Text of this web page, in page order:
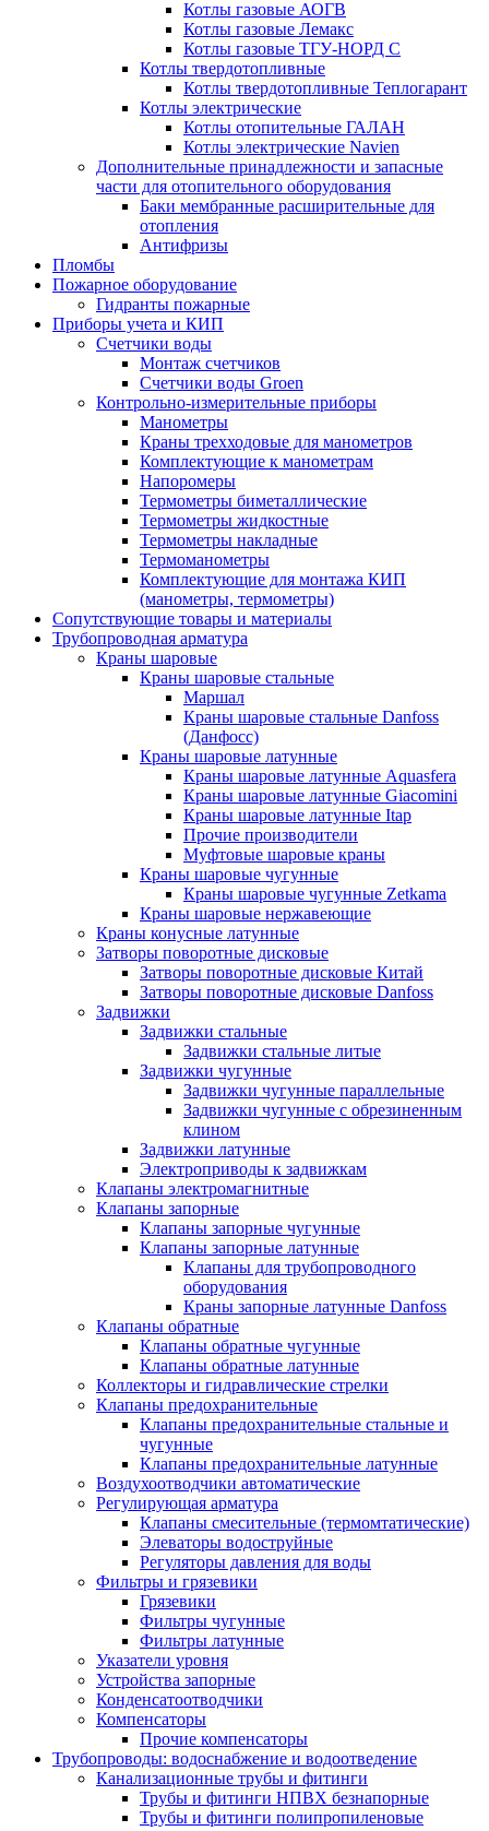
Котлы газовые АОГВ
Котлы газовые Лемакс
Котлы газовые ТГУ-НОРД С
Котлы твердотопливные
Котлы твердотопливные Теплогарант
Котлы электрические
Котлы отопительные ГАЛАН
Котлы электрические Navien
Дополнительные принадлежности и запасные
части для отопительного оборудования
Баки мембранные расширительные для
отопления
Антифризы
Пломбы
Пожарное оборудование
Гидранты пожарные
Приборы учета и КИП
Счетчики воды
Монтаж счетчиков
Счетчики воды Groen
Контрольно-измерительные приборы
Манометры
Краны трехходовые для манометров
Комплектующие к манометрам
Напоромеры
Термометры биметаллические
Термометры жидкостные
Термометры накладные
Термоманометры
Комплектующие для монтажа КИП
(манометры, термометры)
Сопутствующие товары и материалы
Трубопроводная арматура
Краны шаровые
Краны шаровые стальные
Маршал
Краны шаровые стальные Danfoss
(Данфосс)
Краны шаровые латунные
Краны шаровые латунные Aquasfera
Краны шаровые латунные Giacomini
Краны шаровые латунные Itap
Прочие производители
Муфтовые шаровые краны
Краны шаровые чугунные
Краны шаровые чугунные Zetkama
Краны шаровые нержавеющие
Краны конусные латунные
Затворы поворотные дисковые
Затворы поворотные дисковые Китай
Затворы поворотные дисковые Danfoss
Задвижки
Задвижки стальные
Задвижки стальные литые
Задвижки чугунные
Задвижки чугунные параллельные
Задвижки чугунные с обрезиненным
клином
Задвижки латунные
Электроприводы к задвижкам
Клапаны электромагнитные
Клапаны запорные
Клапаны запорные чугунные
Клапаны запорные латунные
Клапаны для трубопроводного
оборудования
Краны запорные латунные Danfoss
Клапаны обратные
Клапаны обратные чугунные
Клапаны обратные латунные
Коллекторы и гидравлические стрелки
Клапаны предохранительные
Клапаны предохранительные стальные и
чугунные
Клапаны предохранительные латунные
Воздухоотводчики автоматические
Регулирующая арматура
Клапаны смесительные (термомтатические)
Элеваторы водоструйные
Регуляторы давления для воды
Фильтры и грязевики
Грязевики
Фильтры чугунные
Фильтры латунные
Указатели уровня
Устройства запорные
Конденсатоотводчики
Компенсаторы
Прочие компенсаторы
Трубопроводы: водоснабжение и водоотведение
Канализационные трубы и фитинги
Трубы и фитинги НПВХ безнапорные
Трубы и фитинги полипропиленовые